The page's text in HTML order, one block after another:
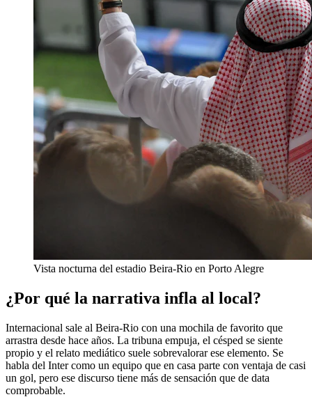
Vista nocturna del estadio Beira-Rio en Porto Alegre
¿Por qué la narrativa infla al local?
Internacional sale al Beira-Rio con una mochila de favorito que
arrastra desde hace años. La tribuna empuja, el césped se siente
propio y el relato mediático suele sobrevalorar ese elemento. Se
habla del Inter como un equipo que en casa parte con ventaja de casi
un gol, pero ese discurso tiene más de sensación que de data
comprobable.